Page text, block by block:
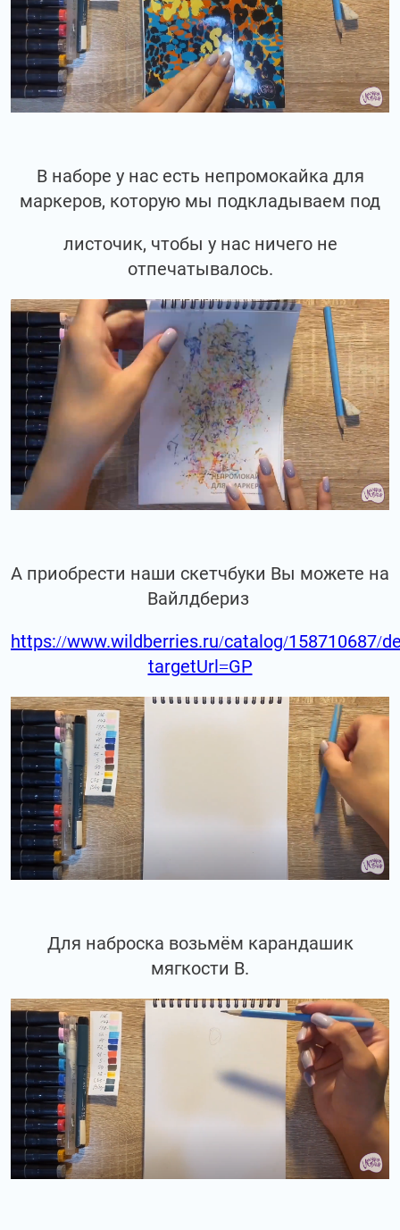
В наборе у нас есть непромокайка для
маркеров, которую мы подкладываем под
листочик, чтобы у нас ничего не
отпечатывалось.
А приобрести наши скетчбуки Вы можете на
Вайлдбериз
https://www.wildberries.ru/catalog/158710687/
targetUrl=GP
Для наброска возьмём карандашик
мягкости В.